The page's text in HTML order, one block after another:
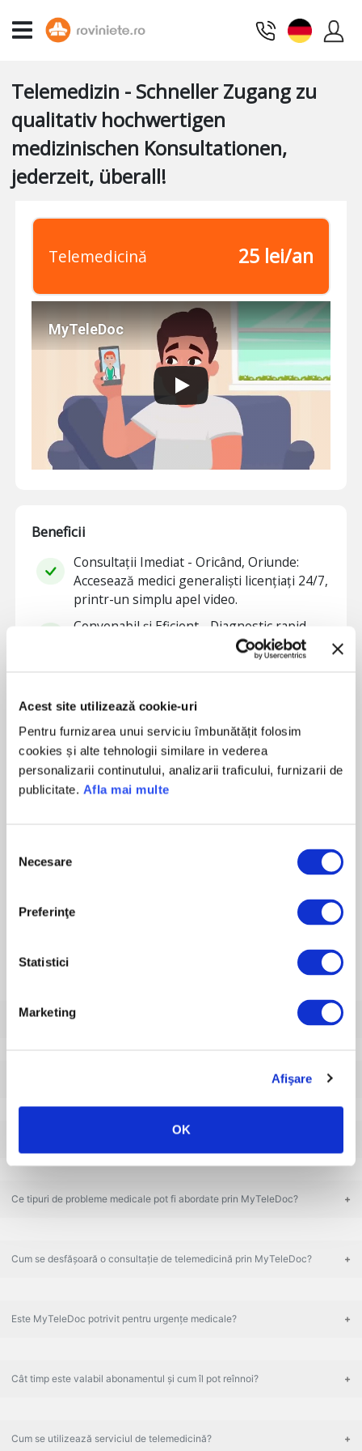
Acest site utilizează cookie-uri
Pentru furnizarea unui serviciu îmbunătățit folosim
cookies și alte tehnologii similare in vederea
personalizarii continutului, analizarii traficului, furnizarii de
publicitate. Afla mai multe
consimțământului
Necesare
Preferinţe
Statistici
Marketing
Afişare
OK
Telemedizin - Schneller Zugang zu
qualitativ hochwertigen
medizinischen Konsultationen,
jederzeit, überall!
Telemedicină 25 lei/an
MyTeleDoc
Beneficii
Consultații Imediat - Oricând, Oriunde:
Accesează medici generaliști licențiați 24/7,
printr-un simplu apel video.
Convenabil și Eficient - Diagnostic rapid,
rețete livrate direct pe telefon.
întregului an, oriunde te-ai afla, fără
bariere geografice sau temporale.
Vezi mai multe
Ce este serviciul de telemedicină MyTeleDoc?
Ce tipuri de probleme medicale pot fi abordate prin MyTeleDoc?
Cum se desfășoară o consultație de telemedicină prin MyTeleDoc?
Este MyTeleDoc potrivit pentru urgențe medicale?
Cât timp este valabil abonamentul și cum îl pot reînnoi?
Cum se utilizează serviciul de telemedicină?